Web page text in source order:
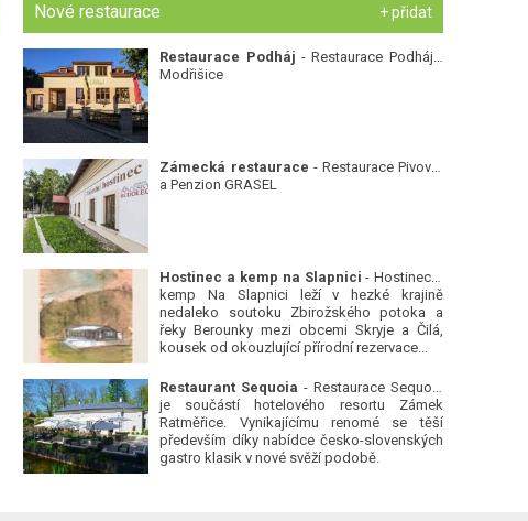
Nové restaurace + přidat
Restaurace Podháj - Restaurace Podháj -
Modřišice
Zámecká restaurace - Restaurace Pivovar
a Penzion GRASEL
Hostinec a kemp na Slapnici - Hostinec a
kemp Na Slapnici leží v hezké krajině
nedaleko soutoku Zbirožského potoka a
řeky Berounky mezi obcemi Skryje a Čilá,
kousek od okouzlující přírodní rezervace...
Restaurant Sequoia - Restaurace Sequoia
je součástí hotelového resortu Zámek
Ratměřice. Vynikajícímu renomé se těší
především díky nabídce česko-slovenských
gastro klasik v nové svěží podobě.